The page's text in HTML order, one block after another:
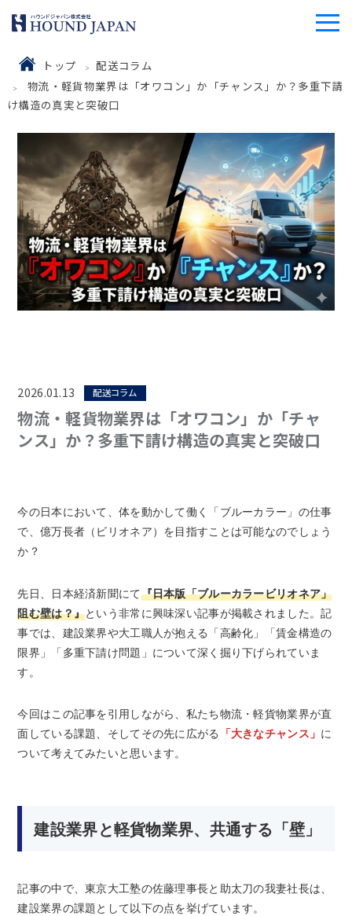
トップ
配送コラム
物流・軽貨物業界は「オワコン」か「チャンス」か？多重下請
け構造の真実と突破口
2026.01.13 配送コラム
物流・軽貨物業界は「オワコン」か「チャ
ンス」か？多重下請け構造の真実と突破口
今の日本において、体を動かして働く「ブルーカラー」の仕事
で、億万長者（ビリオネア）を目指すことは可能なのでしょう
か？
先日、日本経済新聞にて『日本版「ブルーカラービリオネア」
阻む壁は？』という非常に興味深い記事が掲載されました。記
事では、建設業界や大工職人が抱える「高齢化」「賃金構造の
限界」「多重下請け問題」について深く掘り下げられていま
す。
今回はこの記事を引用しながら、私たち物流・軽貨物業界が直
面している課題、そしてその先に広がる 「大きなチャンス」 に
ついて考えてみたいと思います。
建設業界と軽貨物業界、共通する「壁」
記事の中で、東京大工塾の佐藤理事長と助太刀の我妻社長は、
建設業界の課題として以下の点を挙げています。